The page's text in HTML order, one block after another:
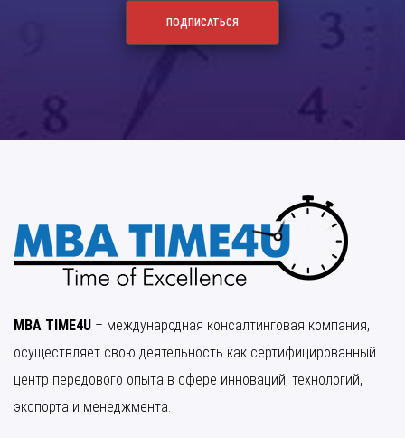
MBA TIME4U – международная консалтинговая компания,
осуществляет свою деятельность как сертифицированный
центр передового опыта в сфере инноваций, технологий,
экспорта и менеджмента.